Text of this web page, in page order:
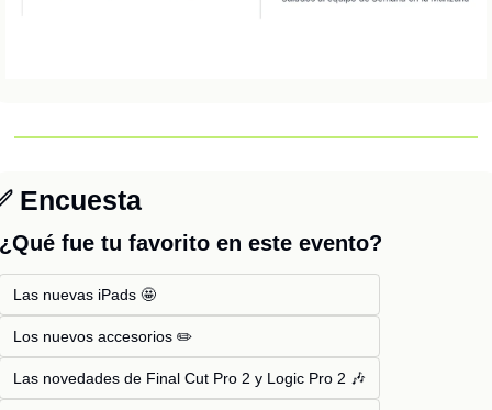
Encuesta
¿Qué fue tu favorito en este evento?
Las nuevas iPads 🤩
Los nuevos accesorios ✏️
Las novedades de Final Cut Pro 2 y Logic Pro 2 🎶